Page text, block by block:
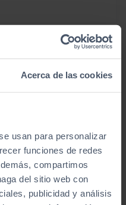
Acerca de las cookies
usan para personalizar
funciones de redes
compartimos
del sitio web con
publicidad y análisis